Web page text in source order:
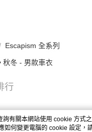
Escapism 全系列
秋冬 - 男款車衣
行
詢有關本網站使用 cookie 方式
如何變更電腦的 cookie 設定，